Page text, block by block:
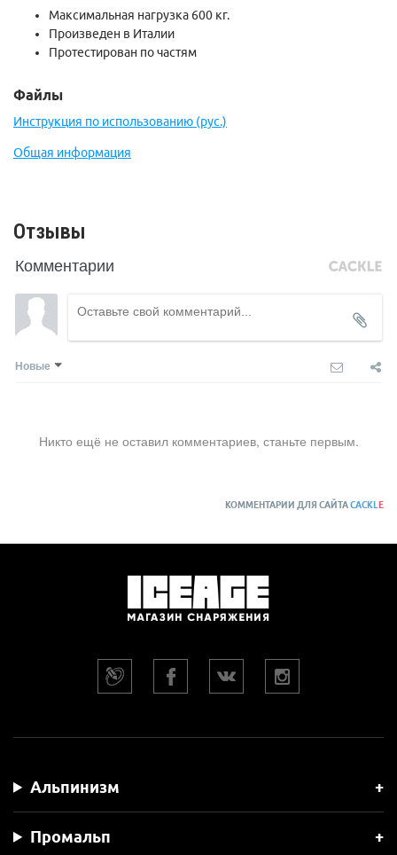
Максимальная нагрузка 600 кг.
Произведен в Италии
Протестирован по частям
Файлы
Инструкция по использованию (рус.)
Общая информация
Отзывы
Комментарии
Новые
Никто ещё не оставил комментариев, станьте первым.
КОММЕНТАРИИ ДЛЯ САЙТАCACKLE
Альпинизм
Промальп